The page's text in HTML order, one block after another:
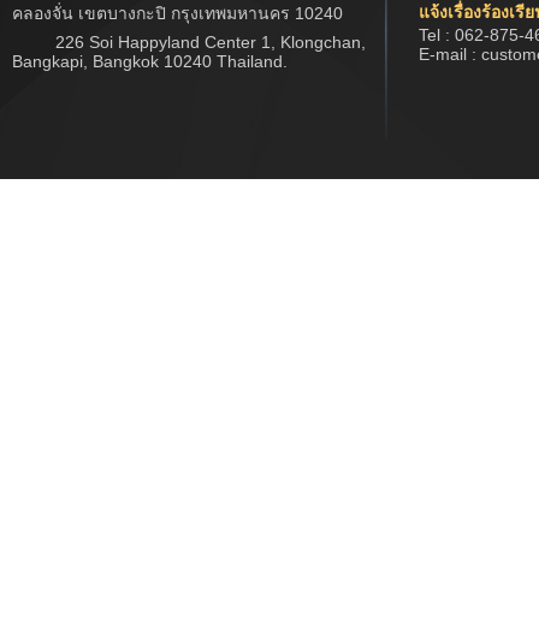
คลองจั่น เขตบางกะปิ กรุงเทพมหานคร 10240
226 Soi Happyland Center 1, Klongchan,
Bangkapi, Bangkok 10240 Thailand.
แจ้งเรื่องร้องเรี
Tel : 062-875-
E-mail :